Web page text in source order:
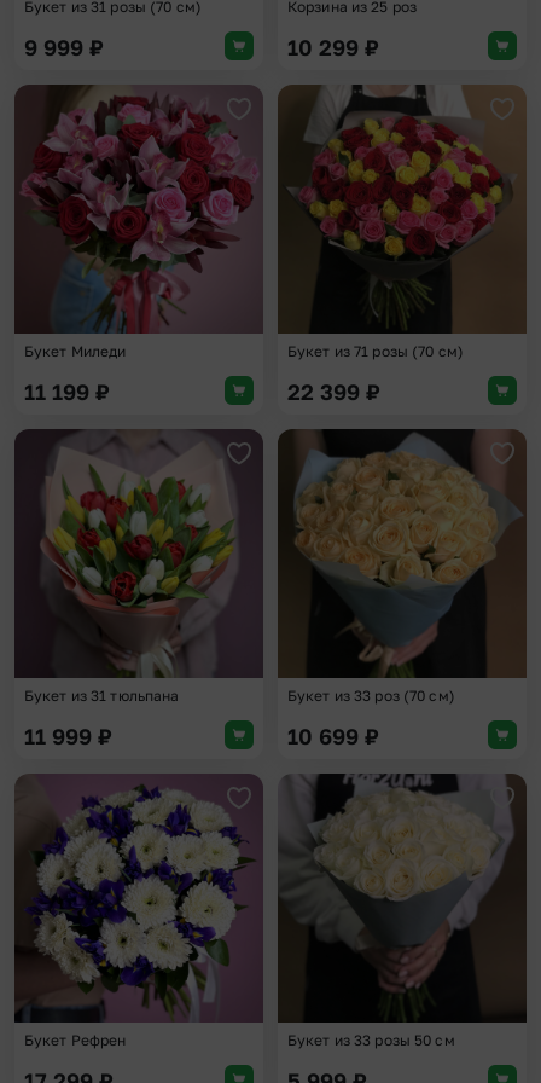
Букет из 31 розы (70 см)
9 999 ₽
Корзина из 25 роз
10 299 ₽
Добавить в избранное
Букет Миледи
11 199 ₽
Букет из 71 розы (70 см)
22 399 ₽
Добавить в избранное
Букет из 31 тюльпана
11 999 ₽
Букет из 33 роз (70 см)
10 699 ₽
Добавить в избранное
Букет Рефрен Букет из 33 розы 50 см